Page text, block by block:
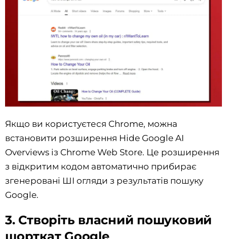
Якщо ви користуєтеся Chrome, можна
встановити розширення Hide Google AI
Overviews із Chrome Web Store. Це розширення
з відкритим кодом автоматично прибирає
згенеровані ШІ огляди з результатів пошуку
Google.
3. Створіть власний пошуковий